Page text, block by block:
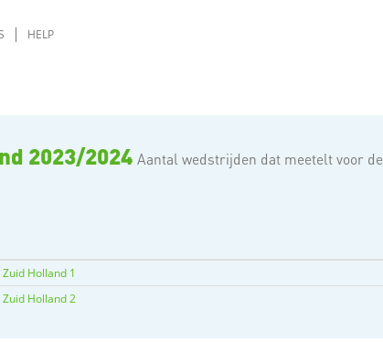
HELP
2023/2024 Aantal wedstrijden dat meetelt voor
Holland 1
Holland 2